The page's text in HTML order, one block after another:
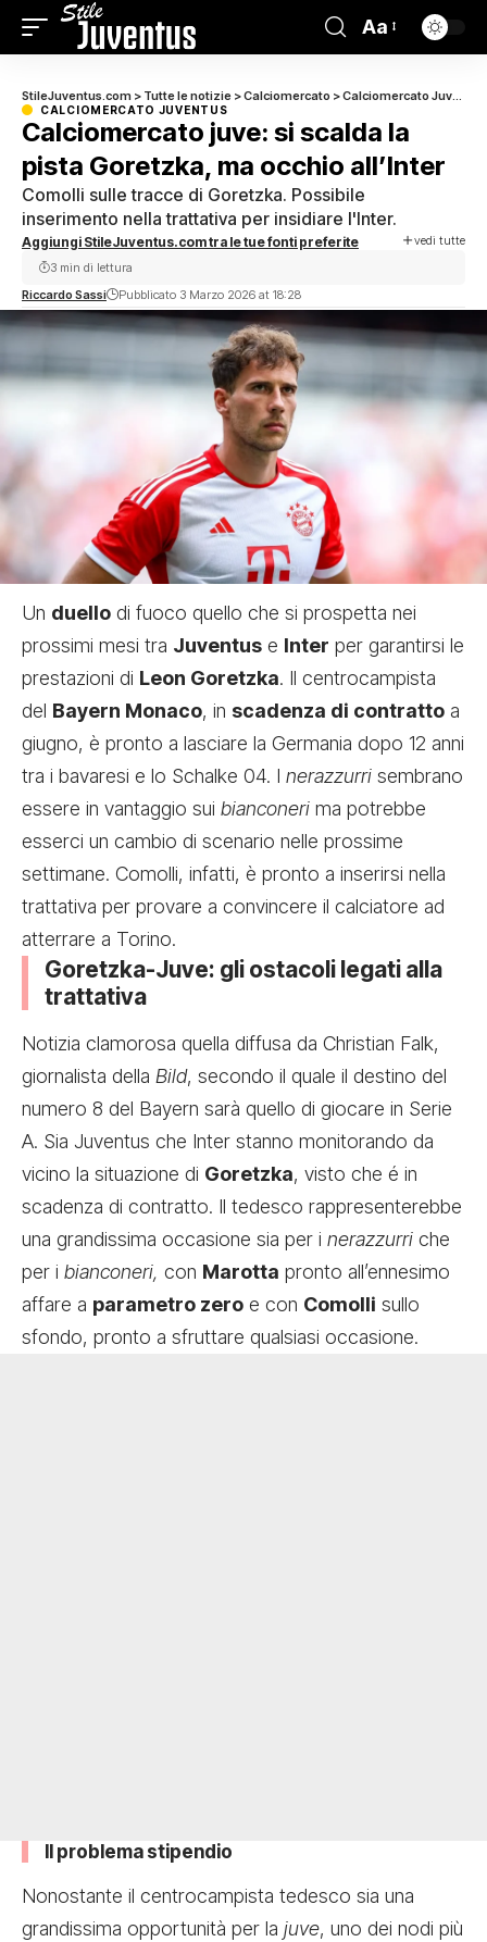
Aa
StileJuventus.com > Tutte le notizie >Calciomercato >Calciomercato Juventus
CALCIOMERCATO JUVENTUS
Calciomercato juve: si scalda la
pista Goretzka, ma occhio all’Inter
Comolli sulle tracce di Goretzka. Possibile
inserimento nella trattativa per insidiare l'Inter.
Aggiungi StileJuventus.com tra le tue fonti preferite vedi tutte
Riccardo Sassi Pubblicato 3 Marzo 2026 at 18:28
3 min di lettura
Un duello di fuoco quello che si prospetta nei
prossimi mesi tra Juventus e Inter per garantirsi le
prestazioni di Leon Goretzka. Il centrocampista
del Bayern Monaco, in scadenza di contratto a
giugno, è pronto a lasciare la Germania dopo 12 anni
tra i bavaresi e lo Schalke 04. I nerazzurri sembrano
essere in vantaggio sui bianconeri ma potrebbe
esserci un cambio di scenario nelle prossime
settimane. Comolli, infatti, è pronto a inserirsi nella
trattativa per provare a convincere il calciatore ad
atterrare a Torino.
Goretzka-Juve: gli ostacoli legati alla
trattativa
Notizia clamorosa quella diffusa da Christian Falk,
giornalista della Bild, secondo il quale il destino del
numero 8 del Bayern sarà quello di giocare in Serie
A. Sia Juventus che Inter stanno monitorando da
vicino la situazione di Goretzka, visto che é in
scadenza di contratto. Il tedesco rappresenterebbe
una grandissima occasione sia per i nerazzurri che
per i bianconeri, con Marotta pronto all’ennesimo
affare a parametro zero e con Comolli sullo
sfondo, pronto a sfruttare qualsiasi occasione.
Il problema stipendio
Nonostante il centrocampista tedesco sia una
grandissima opportunità per la juve, uno dei nodi più